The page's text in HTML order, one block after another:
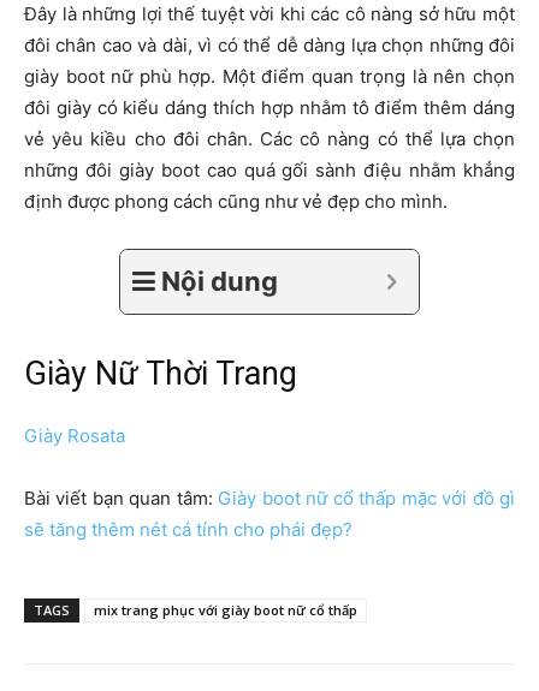
Đây là những lợi thế tuyệt vời khi các cô nàng sở hữu một
đôi chân cao và dài, vì có thể dễ dàng lựa chọn những đôi
giày boot nữ phù hợp. Một điểm quan trọng là nên chọn
đôi giày có kiểu dáng thích hợp nhằm tô điểm thêm dáng
vẻ yêu kiều cho đôi chân. Các cô nàng có thể lựa chọn
những đôi giày boot cao quá gối sành điệu nhằm khẳng
định được phong cách cũng như vẻ đẹp cho mình.
Nội dung
Giày Nữ Thời Trang
Giày Rosata
Bài viết bạn quan tâm: Giày boot nữ cổ thấp mặc với đồ gì
sẽ tăng thêm nét cá tính cho phái đẹp?
TAGS mix trang phục với giày boot nữ cổ thấp